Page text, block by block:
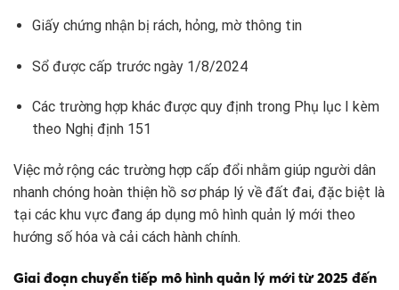
Giấy chứng nhận bị rách, hỏng, mờ thông tin
Sổ được cấp trước ngày 1/8/2024
Các trường hợp khác được quy định trong Phụ lục I kèm
theo Nghị định 151
Việc mở rộng các trường hợp cấp đổi nhằm giúp người dân
nhanh chóng hoàn thiện hồ sơ pháp lý về đất đai, đặc biệt là
tại các khu vực đang áp dụng mô hình quản lý mới theo
hướng số hóa và cải cách hành chính.
Giai đoạn chuyển tiếp mô hình quản lý mới từ 2025 đến